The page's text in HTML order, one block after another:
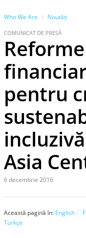
Who We Are Noutăţi
COMUNICAT DE PRESĂ
pentru
Asia
6 decembrie 2016
Această pagină în: English
Türkçe